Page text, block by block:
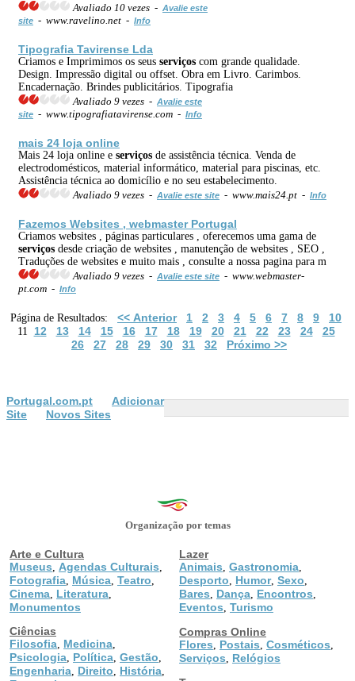
Avaliado 10 vezes - Avalie este
site - www.ravelino.net - Info
Tipografia Tavirense Lda
Criamos e Imprimimos os seus serviços com grande qualidade.
Design. Impressão digital ou offset. Obra em Livro. Carimbos.
Encadernação. Brindes publicitários. Tipografia
Avaliado 9 vezes - Avalie este
site - www.tipografiatavirense.com - Info
mais 24 loja online
Mais 24 loja online e serviços de assistência técnica. Venda de
electrodomésticos, material informático, material para piscinas, etc.
Assistência técnica ao domicílio e no seu estabelecimento.
Avaliado 9 vezes - Avalie este site - www.mais24.pt - Info
Fazemos Websites , webmaster Portugal
Criamos websites , páginas particulares , oferecemos uma gama de
serviços desde criação de websites , manutenção de websites , SEO ,
Traduções de websites e muito mais , consulte a nossa pagina para m
Avaliado 9 vezes - Avalie este site - www.webmaster-
pt.com - Info
Página de Resultados: << Anterior 1 2 3 4 5 6 7 8 9 10
11 12 13 14 15 16 17 18 19 20 21 22 23 24
25
26
27 28 29 30 31 32 Próximo >>
Portugal.com.pt
Adicionar
Site
Novos Sites
Organização por temas
Arte e Cultura
Museus
Agendas Culturais
Fotografia Música Teatro
Cinema Literatura
Monumentos
Ciências
Filosofia Medicina
Psicologia Política Gestão
Engenharia Direito História
Lazer
Animais Gastronomia
Desporto Humor, Sexo
Bares Dança Encontros
Eventos Turismo
Compras Online
Flores
Postais Cosméticos
Serviços
Relógios